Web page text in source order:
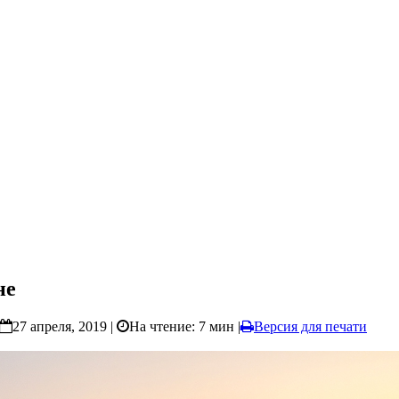
27 апреля, 2019 | На чтение: 7 мин | Версия для печати